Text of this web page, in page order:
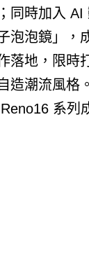
同時加入
泡泡鏡」，
落地，限時
造潮流風格
系列